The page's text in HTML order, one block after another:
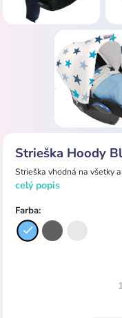
Strieška Hoody
Strieška vhodná na všetky
celý popis
Farba: